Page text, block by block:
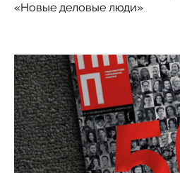
«Новые деловые люди»